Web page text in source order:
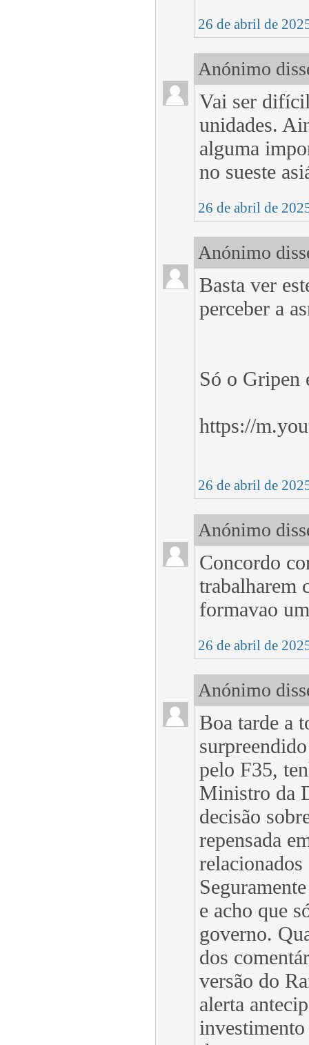
26 de abril de
Anónimo
Vai ser
unidades.
alguma
no sueste
26 de abril de
Anónimo
Basta ver
perceber a
Só o Gripen
https://
26 de abril de
Anónimo
Concordo
trabalharem
formavao
26 de abril de
Anónimo
Boa tarde a
pelo F35,
Ministro da
decisão
repensada
e acho que
governo.
dos
versão do
alerta